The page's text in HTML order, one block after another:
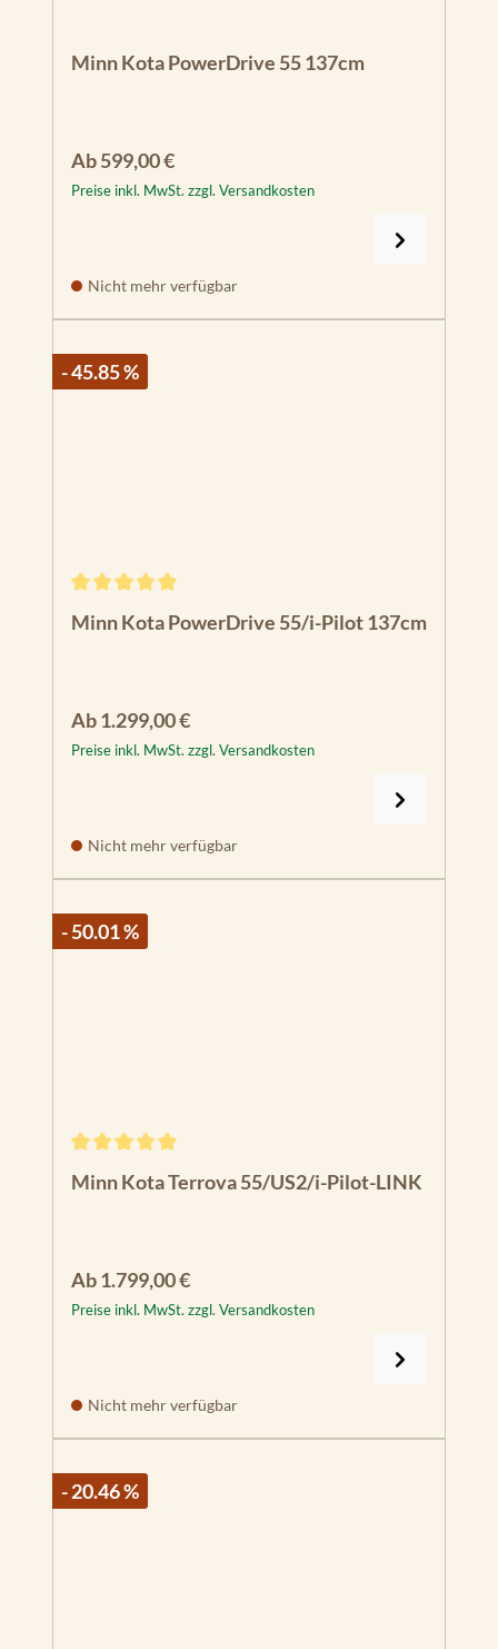
Minn Kota PowerDrive 55 137cm
Regulärer Preis:
Ab599,00 €
Preise inkl. MwSt. zzgl. Versandkosten
Nicht mehr verfügbar
- 45.85 %
Minn Kota PowerDrive 55/i-Pilot 137cm
Regulärer Preis:
Ab1.299,00 €
Preise inkl. MwSt. zzgl. Versandkosten
Nicht mehr verfügbar
- 50.01 %
Minn Kota Terrova 55/US2/i-Pilot-LINK
Regulärer Preis:
Ab1.799,00 €
Preise inkl. MwSt. zzgl. Versandkosten
Nicht mehr verfügbar
- 20.46 %